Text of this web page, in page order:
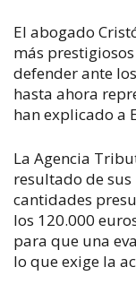
El abogado
más
defender ante
hasta ahora
han explicado a
La Agencia
resultado de
cantidades
los 120.000
para que una
lo que exige la